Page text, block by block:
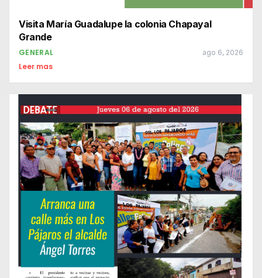
Visita María Guadalupe la colonia Chapayal
Grande
GENERAL ago 6, 2026
Leer mas